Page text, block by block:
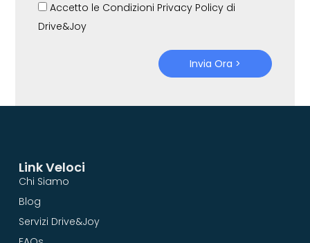
Accetto le Condizioni Privacy Policy di
Drive&Joy
Invia Ora >
Link Veloci
Chi Siamo
Blog
Servizi Drive&Joy